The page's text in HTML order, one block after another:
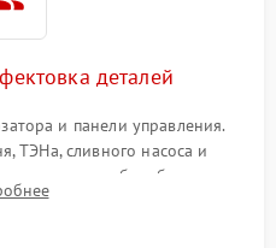
деталей
и панели управления.
ТЭНа, сливного насоса и
подшипников барабана и
люка на разрывы.